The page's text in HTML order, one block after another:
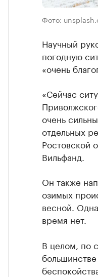
Фото:
Научный
погодную
«очень
«Сейчас
очень
отдельных
Ростовской
Вильфанд.
Он также
озимых
весной.
время нет.
В целом, по